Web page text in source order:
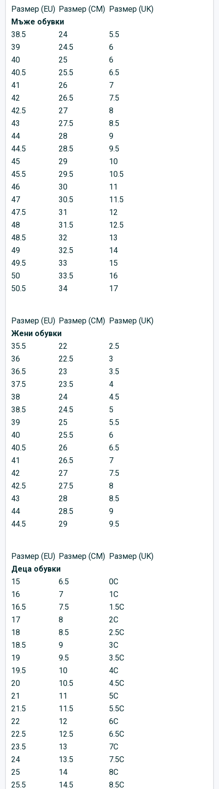
Размер (EU) Размер (CM) Размер (UK)
Мъже обувки
38.5
24
5.5
39
24.5
6
40
25
6
40.5
25.5
6.5
41
26
7
42
26.5
7.5
42.5
27
8
43
27.5
8.5
44
28
9
44.5
28.5
9.5
45
29
10
45.5
29.5
10.5
46
30
11
47
30.5
11.5
47.5
31
12
48
31.5
12.5
48.5
32
13
49
32.5
14
49.5
33
15
50
33.5
16
50.5
34 17
Размер (EU) Размер (CM) Размер (UK)
Жени обувки
35.5
22
2.5
36
22.5
3
36.5
23
3.5
37.5
23.5
4
38
24
4.5
38.5
24.5
5
39
25
5.5
40
25.5
6
40.5
26
6.5
41
26.5
7
42
27
7.5
42.5
27.5
8
43
28
8.5
44
28.5
9
44.5
29 9.5
Размер (EU) Размер (CM) Размер (UK)
Деца обувки
15
6.5
0C
16
7
1C
16.5
7.5
1.5C
17
8
2C
18
8.5
2.5C
18.5
9
3C
19
9.5
3.5C
19.5
10
4C
20
10.5
4.5C
21
11
5C
21.5
11.5
5.5C
22
12
6C
22.5
12.5
6.5C
23.5
13
7C
24
13.5
7.5C
25
14
8C
25.5
14.5 8.5C